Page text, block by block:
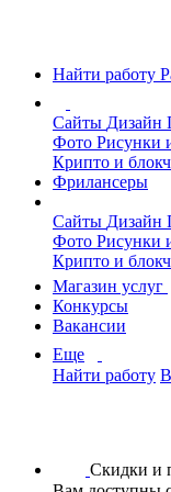
Найти работу
Сайты Дизайн
Фото Рисунки
Крипто и
Фрилансеры
Сайты Дизайн
Фото Рисунки
Крипто и
Магазин услуг
Конкурсы
Вакансии
Еще
Найти работу
Скидки и